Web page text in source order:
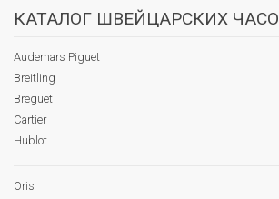
КАТАЛОГ ШВЕЙЦАРСКИХ
Audemars Piguet
Breitling
Breguet
Cartier
Hublot
Oris